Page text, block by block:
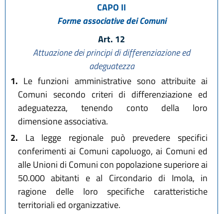
CAPO II
Forme associative dei Comuni
Art. 12
Attuazione dei principi di differenziazione ed
adeguatezza
1. Le funzioni amministrative sono attribuite ai
Comuni secondo criteri di differenziazione ed
adeguatezza, tenendo conto della loro
dimensione associativa.
2. La legge regionale può prevedere specifici
conferimenti ai Comuni capoluogo, ai Comuni ed
alle Unioni di Comuni con popolazione superiore ai
50.000 abitanti e al Circondario di Imola, in
ragione delle loro specifiche caratteristiche
territoriali ed organizzative.